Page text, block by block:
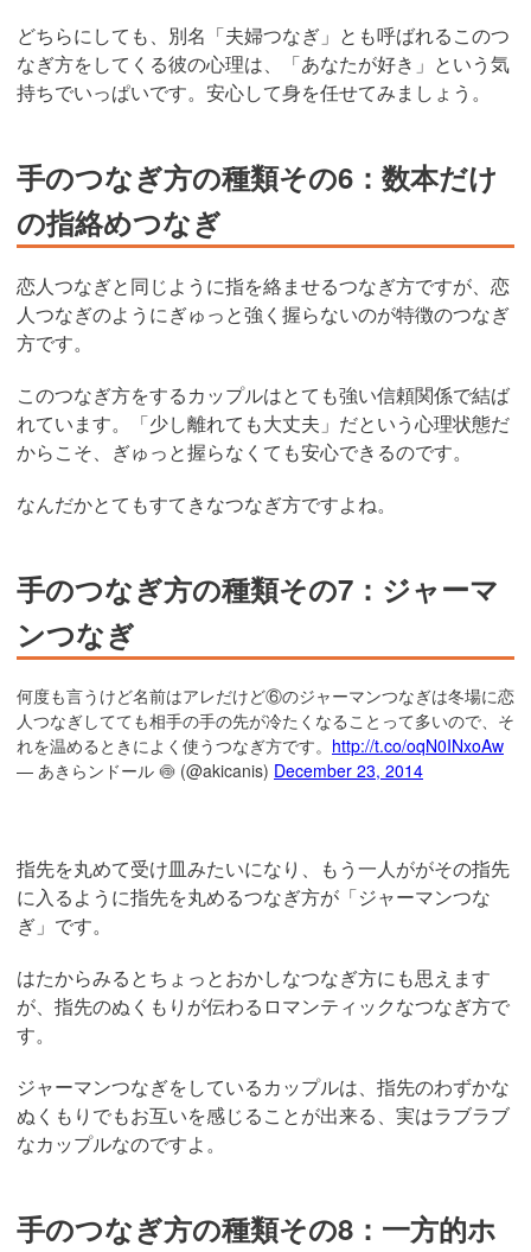
どちらにしても、別名「夫婦つなぎ」とも呼ばれるこのつ
なぎ方をしてくる彼の心理は、「あなたが好き」という気
持ちでいっぱいです。安心して身を任せてみましょう。
手のつなぎ方の種類その6：数本だけ
の指絡めつなぎ
恋人つなぎと同じように指を絡ませるつなぎ方ですが、恋
人つなぎのようにぎゅっと強く握らないのが特徴のつなぎ
方です。
このつなぎ方をするカップルはとても強い信頼関係で結ば
れています。「少し離れても大丈夫」だという心理状態だ
からこそ、ぎゅっと握らなくても安心できるのです。
なんだかとてもすてきなつなぎ方ですよね。
手のつなぎ方の種類その7：ジャーマ
ンつなぎ
何度も言うけど名前はアレだけど⑥のジャーマンつなぎは冬場に恋
人つなぎしてても相手の手の先が冷たくなることって多いので、そ
れを温めるときによく使うつなぎ方です。 http://t.co/oqN0INxoAw
— あきらンドール 🍥 (@akicanis) December 23, 2014
指先を丸めて受け皿みたいになり、もう一人ががその指先
に入るように指先を丸めるつなぎ方が「ジャーマンつな
ぎ」です。
はたからみるとちょっとおかしなつなぎ方にも思えます
が、指先のぬくもりが伝わるロマンティックなつなぎ方で
す。
ジャーマンつなぎをしているカップルは、指先のわずかな
ぬくもりでもお互いを感じることが出来る、実はラブラブ
なカップルなのですよ。
手のつなぎ方の種類その8：一方的ホ